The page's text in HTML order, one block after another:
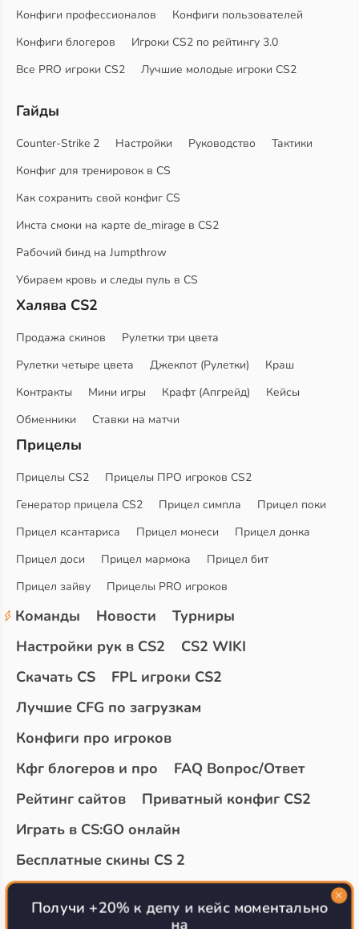
Конфиги профессионалов
Конфиги пользователей
Конфиги блогеров
Игроки CS2 по рейтингу 3.0
Все PRO игроки CS2
Лучшие молодые игроки CS2
Гайды
Counter-Strike 2 Настройки Руководство
Тактики
Конфиг для тренировок в CS
Как сохранить свой конфиг CS
Инста смоки на карте de_mirage в CS2
Рабочий бинд на Jumpthrow
Убираем кровь и следы пуль в CS
Халява CS2
Продажа скинов
Рулетки три цвета
Рулетки четыре цвета
Джекпот (Рулетки)
Краш
Контракты
Мини игры Крафт (Апгрейд)
Кейсы
Обменники
Ставки на матчи
Прицелы
Прицелы CS2
Прицелы ПРО игроков CS2
Генератор прицела CS2
Прицел симпла
Прицел поки
Прицел ксантариса
Прицел монеси
Прицел донка
Прицел доси
Прицел мармока
Прицел бит
Прицел зайву
Прицелы PRO игроков
Команды Новости
Турниры
Настройки рук в CS2
CS2 WIKI
Скачать CS
FPL игроки CS2
Лучшие CFG по загрузкам
Конфиги про игроков
Кфг блогеров и про
FAQ Вопрос/Ответ
Рейтинг сайтов
Приватный конфиг CS2
Играть в CS:GO онлайн
Бесплатные скины CS 2
Топ сайтов с халявой КС 2
О проекте
Получи +20% к депу и кейс моментально
на